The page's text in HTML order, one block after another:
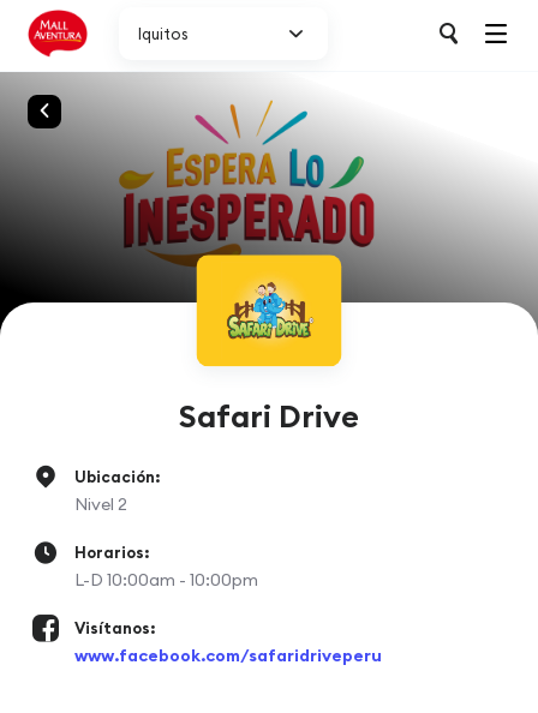
Iquitos
Safari Drive
Ubicación:
Nivel 2
Horarios:
L-D 10:00am - 10:00pm
Visítanos:
www.facebook.com/safaridriveperu